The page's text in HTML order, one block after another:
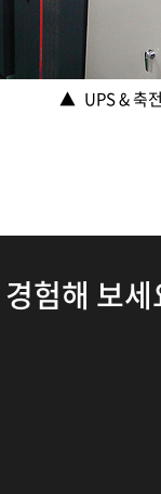
▲ UPS & 축
험해 보